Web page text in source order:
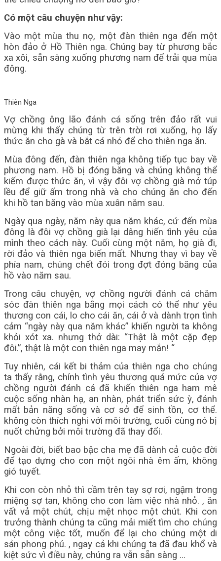
Có một câu chuyện như vậy:
Vào một mùa thu nọ, một đàn thiên nga đến một
hòn đảo ở Hồ Thiên nga. Chúng bay từ phương bắc
xa xôi, sẵn sàng xuống phương nam để trải qua mùa
đông.
Thiên Nga
Vợ chồng ông lão đánh cá sống trên đảo rất vui
mừng khi thấy chúng từ trên trời rơi xuống, họ lấy
thức ăn cho gà và bắt cá nhỏ để cho thiên nga ăn.
Mùa đông đến, đàn thiên nga không tiếp tục bay về
phương nam. Hồ bị đóng băng và chúng không thể
kiếm được thức ăn, vì vậy đôi vợ chồng già mở túp
lều để giữ ấm trong nhà và cho chúng ăn cho đến
khi hồ tan băng vào mùa xuân năm sau.
Ngày qua ngày, năm này qua năm khác, cứ đến mùa
đông là đôi vợ chồng già lại dâng hiến tình yêu của
mình theo cách này. Cuối cùng một năm, họ già đi,
rời đảo và thiên nga biến mất. Nhưng thay vì bay về
phía nam, chúng chết đói trong đợt đóng băng của
hồ vào năm sau.
Trong câu chuyện, vợ chồng người đánh cá chăm
sóc đàn thiên nga bằng mọi cách có thể như yêu
thương con cái, lo cho cái ăn, cái ở và dành trọn tình
cảm “ngày này qua năm khác” khiến người ta không
khỏi xót xa. nhưng thở dài: “Thật là một cặp đẹp
đôi.”, thật là một con thiên nga may mắn! “
Tuy nhiên, cái kết bi thảm của thiên nga cho chúng
ta thấy rằng, chính tình yêu thương quá mức của vợ
chồng người đánh cá đã khiến thiên nga ham mê
cuộc sống nhàn hạ, an nhàn, phát triển sức ỳ, đánh
mất bản năng sống và cơ sở để sinh tồn, cơ thể.
không còn thích nghi với môi trường, cuối cùng nó bị
nuốt chửng bởi môi trường đã thay đổi.
Ngoài đời, biết bao bậc cha mẹ đã dành cả cuộc đời
để tạo dựng cho con một ngôi nhà êm ấm, không
gió tuyết.
Khi con còn nhỏ thì cầm trên tay sợ rơi, ngậm trong
miệng sợ tan, không cho con làm việc nhà nhỏ. , ăn
vất vả một chút, chịu mệt nhọc một chút. Khi con
trưởng thành chúng ta cũng mải miết tìm cho chúng
một công việc tốt, muốn để lại cho chúng một di
sản phong phú. , ngay cả khi chúng ta đã đau khổ và
kiệt sức vì điều này, chúng ra vẫn sẵn sàng …